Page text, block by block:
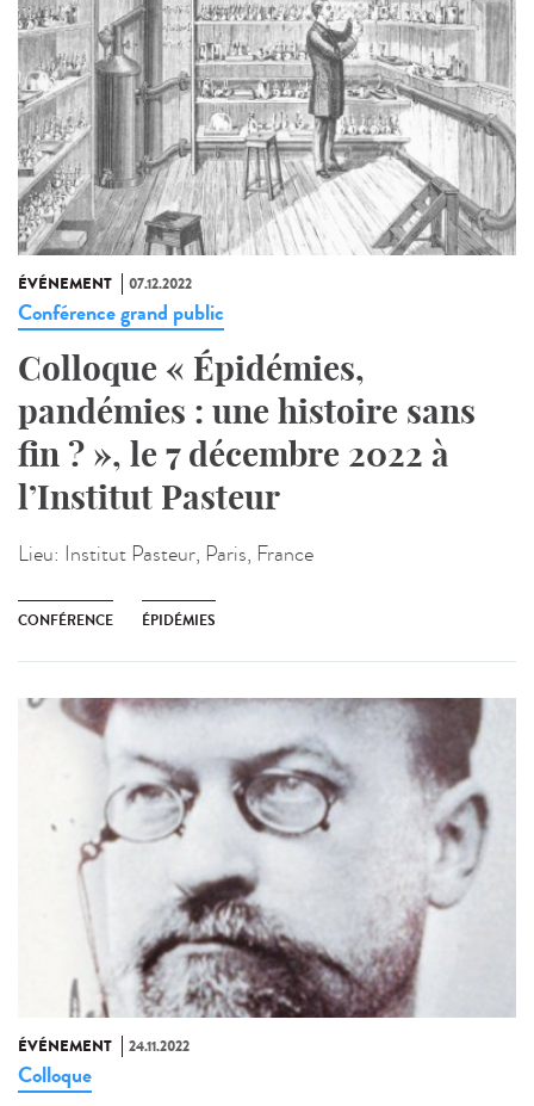
ÉVÉNEMENT 07.12.2022
Conférence grand public
Colloque « Épidémies,
pandémies : une histoire sans
fin ? », le 7 décembre 2022 à
l’Institut Pasteur
Lieu: Institut Pasteur, Paris, France
CONFÉRENCE ÉPIDÉMIES
ÉVÉNEMENT 24.11.2022
Colloque